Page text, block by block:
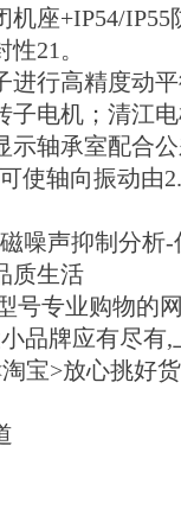
座+IP54/IP55
21。
进行高精度动
子电机；清江
示轴承室配合
使轴向振动由
噪声抑制分析-
质生活
号专业购物的
品牌应有尽有,
宝>放心挑好